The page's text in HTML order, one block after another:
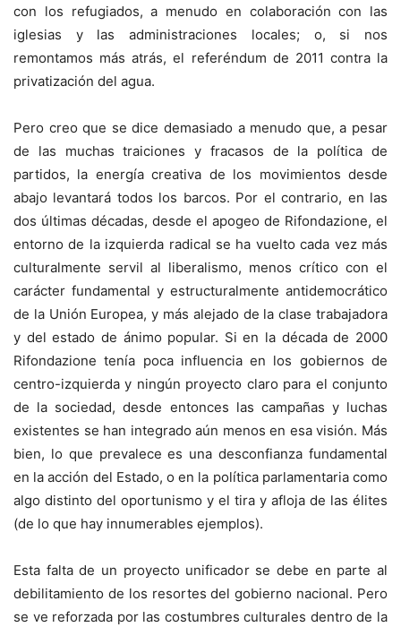
con los refugiados, a menudo en colaboración con las
iglesias y las administraciones locales; o, si nos
remontamos más atrás, el referéndum de 2011 contra la
privatización del agua.
Pero creo que se dice demasiado a menudo que, a pesar
de las muchas traiciones y fracasos de la política de
partidos, la energía creativa de los movimientos desde
abajo levantará todos los barcos. Por el contrario, en las
dos últimas décadas, desde el apogeo de Rifondazione, el
entorno de la izquierda radical se ha vuelto cada vez más
culturalmente servil al liberalismo, menos crítico con el
carácter fundamental y estructuralmente antidemocrático
de la Unión Europea, y más alejado de la clase trabajadora
y del estado de ánimo popular. Si en la década de 2000
Rifondazione tenía poca influencia en los gobiernos de
centro-izquierda y ningún proyecto claro para el conjunto
de la sociedad, desde entonces las campañas y luchas
existentes se han integrado aún menos en esa visión. Más
bien, lo que prevalece es una desconfianza fundamental
en la acción del Estado, o en la política parlamentaria como
algo distinto del oportunismo y el tira y afloja de las élites
(de lo que hay innumerables ejemplos).
Esta falta de un proyecto unificador se debe en parte al
debilitamiento de los resortes del gobierno nacional. Pero
se ve reforzada por las costumbres culturales dentro de la